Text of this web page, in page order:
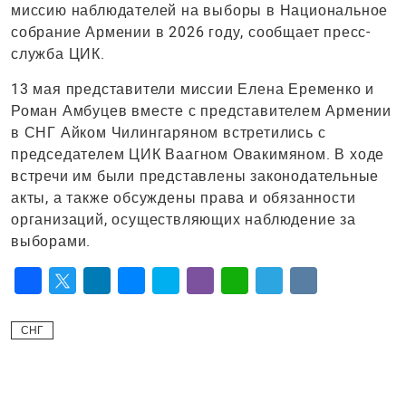
миссию наблюдателей на выборы в Национальное
собрание Армении в 2026 году, сообщает пресс-
служба ЦИК.
13 мая представители миссии Елена Еременко и
Роман Амбуцев вместе с представителем Армении
в СНГ Айком Чилингаряном встретились с
председателем ЦИК Ваагном Овакимяном. В ходе
встречи им были представлены законодательные
акты, а также обсуждены права и обязанности
организаций, осуществляющих наблюдение за
выборами.
СНГ